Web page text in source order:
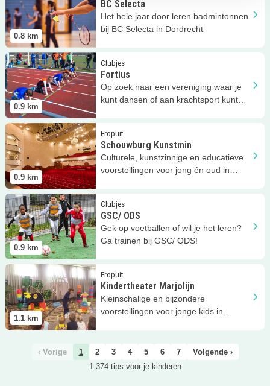
0.8 km
BC Selecta
Het hele jaar door leren badmintonnen
bij BC Selecta in Dordrecht
0.9 km
Clubjes
Fortius
Op zoek naar een vereniging waar je
kunt dansen of aan krachtsport kunt
Lees meer Fortius
0.9 km
Eropuit
Schouwburg Kunstmin
Culturele, kunstzinnige en educatieve
voorstellingen voor jong én oud in
Lees meer Schouwburg Kunstmin
0.9 km
Clubjes
GSC/ ODS
Gek op voetballen of wil je het leren?
Ga trainen bij GSC/ ODS!
Lees meer GSC/ ODS
1.1 km
Eropuit
Kindertheater Marjolijn
Kleinschalige en bijzondere
voorstellingen voor jonge kids in
Lees meer Kindertheater Marjolijn
‹ Vorige 1 2 3 4 5 6 7
Volgende ›
1.374 tips voor je kinderen